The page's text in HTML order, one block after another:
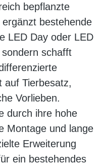
bepflanzte
bestehende
LED Day oder LED
schafft
auf Tierbesatz,
Vorlieben.
durch ihre hohe
Montage und lange
Erweiterung
ein bestehendes